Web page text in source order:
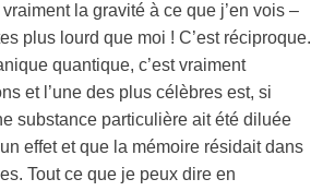
la gravité à ce que j’en vois –
plus lourd que moi ! C’est réciproque.
quantique, c’est vraiment
et l’une des plus célèbres est, si
substance particulière ait été diluée
effet et que la mémoire résidait dans
Tout ce que je peux dire en